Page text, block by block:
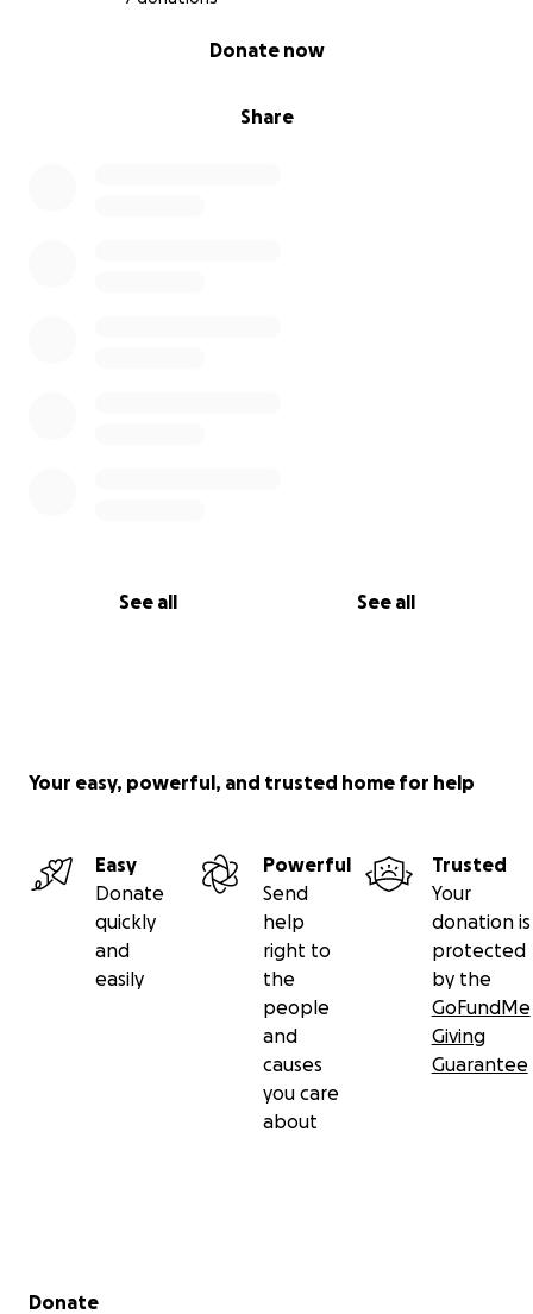
Share
Donate now
See all See all
Your easy, powerful, and trusted home for help
Easy
Donate
quickly
and
easily
Powerful
Send
help
right to
the
people
and
causes
you care
about
Trusted
Your
donation is
protected
by the
GoFundMe
Giving
Guarantee
Secondary menu
Donate